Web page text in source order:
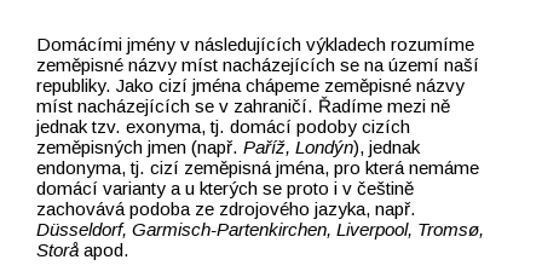
Domácími jmény v následujících výkladech rozumíme
zeměpisné názvy míst nacházejících se na území naší
republiky. Jako cizí jména chápeme zeměpisné názvy
míst nacházejících se v zahraničí. Řadíme mezi ně
jednak tzv. exonyma, tj. domácí podoby cizích
zeměpisných jmen (např.Paříž, Londýn), jednak
endonyma, tj. cizí zeměpisná jména, pro která nemáme
domácí varianty a u kterých se proto i v češtině
zachovává podoba ze zdrojového jazyka, např.
Düsseldorf, Garmisch-Partenkirchen, Liverpool, Tromsø,
Storå apod.